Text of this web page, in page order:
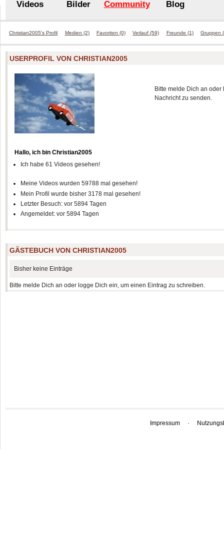
Videos Bilder Community Blog
Christian2005's Profil Medien (2) Favoriten (0) Verlauf (59) Freunde (1) Gruppen
USERPROFIL VON CHRISTIAN2005
Hallo, ich bin Christian2005
Ich habe 61 Videos gesehen!
Meine Videos wurden 59788 mal gesehen!
Mein Profil wurde bisher 3178 mal gesehen!
Letzter Besuch: vor 5894 Tagen
Angemeldet: vor 5894 Tagen
Bitte melde Dich an
Nachricht zu senden.
GÄSTEBUCH VON CHRISTIAN2005
Bisher keine Einträge
Bitte melde Dich an oder logge Dich ein, um einen Eintrag zu schreiben.
Impressum ·